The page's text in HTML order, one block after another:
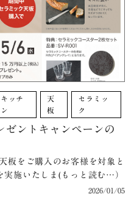
キッチ
ン
天
板
セラミッ
ク
ゼントキャンペーンの
板をご購入のお客様を対象と
実施いたしま(もっと読む…）
2026/01/05